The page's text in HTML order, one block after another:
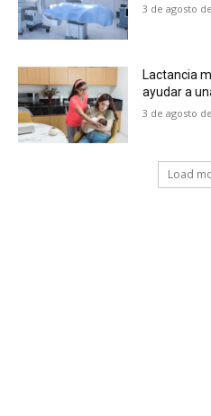
3 de agosto
Lactancia
ayudar a
3 de agosto
Load